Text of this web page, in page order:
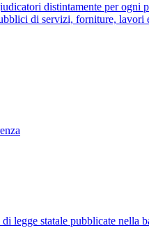
distintamente per ogni
di servizi, forniture,
legge statale pubblicate